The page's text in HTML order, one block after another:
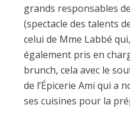
grands responsables
(spectacle des talents
celui de Mme Labbé
également pris en
brunch, cela avec le
de l’Épicerie Ami qui a
ses cuisines pour la